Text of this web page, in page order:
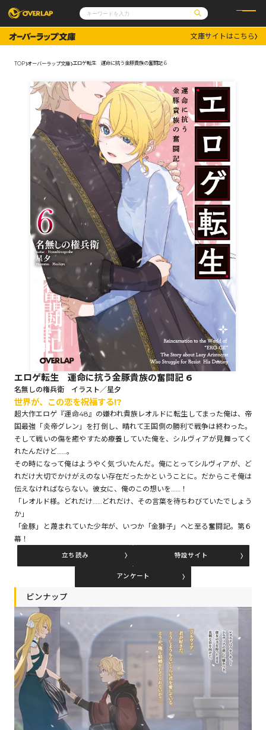
コミックガルド
コミッククリエ
文庫
ノベルス
その他
コミックエッセイ
ポケットモンスター
アニメ
ゲーム
通販・NEWS
OVERLAP STORE
オーバーラップ広報室
企業
会社概要
アクセス
オーバーラップホールディングス
お問い合わせはこちら
オーバーラップ文庫
オーバーラップノベルス
オーバーラップノベルスf
ロサージュノベルス
コミックガルド
コミッククリエ
文庫サイトはこちら
TOP オーバーラップ文庫 エロゲ転生 運命に抗う金豚貴族の奮闘記 6
エロゲ転生 運命に抗う金豚貴族の奮闘記 6
名無しの権兵衛 イラスト／星夕
世界が、この恋を祝福する!?
超大作エロゲ『運命48』の嫌われ貴族レオルドに転生してまった俺は、帝
国最強「炎帝グレン」を打倒し、晴れて王国側の勝利で戦争は終わった。
そして戦いの傷を癒やすため療養していた俺を、シルヴィアが見舞ってく
れたんだけど……。
その時になって俺はようやく気づいたんだ。俺にとってシルヴィアが、ど
れだけ大切でかけがえのない存在だったかということに。だからこそ俺は
伝えなければならない。彼女に、俺のこの想いを……！
「レオルド様。どれだけ……どれだけ、その言葉を待ちわびていたでしょう
か」
「金豚」と蔑まれていた少年が、いつか「金獅子」へと至る奮闘記。第６
幕！
立ち読み 特設サイト
アンケート
ピンナップ